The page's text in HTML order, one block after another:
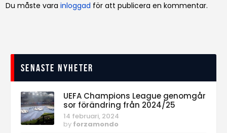
Du måste varainloggad för att publicera en kommentar.
Senaste nyheter
UEFA Champions League genomgår
sor förändring från 2024/25
14 februari, 2024
by forzamondo